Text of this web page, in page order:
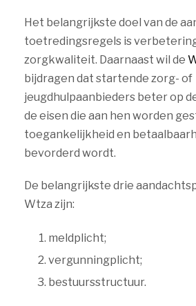
Het belangrijkste doel van de
toetredingsregels is
zorgkwaliteit. Daarnaast wil de
bijdragen dat startende zorg- of
jeugdhulpaanbieders beter op
de eisen die aan hen worden
toegankelijkheid en
bevorderd wordt.
De belangrijkste drie
Wtza zijn:
meldplicht;
vergunningplicht;
bestuursstructuur.